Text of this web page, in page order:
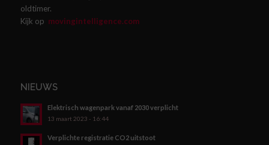
oldtimer.
Kijk op movingintelligence.com
NIEUWS
Elektrisch wagenpark vanaf 2030 verplicht
13 maart 2023 - 16:44
Verplichte registratie CO2 uitstoot